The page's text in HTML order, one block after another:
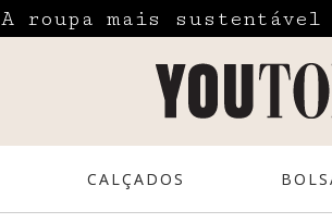
A roupa mais
CALÇADOS